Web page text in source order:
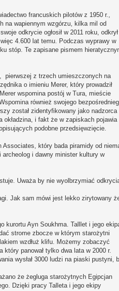
francuskich pilotów z 1950 r.,
na wapiennym wzgórzu, kilka mil od
odkrycie ogłosił w 2011 roku, odkrył
4.600 lat temu. Podczas wyprawy w
stóp. Te zapisane pismem
pierwszej z trzech umieszczonych na
o imieniu Merer, który prowadził
wspomina postój w Tura, mieście
również swojego
został zidentyfikowany jako nadzorca
okładzina, i fakt że w zapiskach pojawia
podobne przedsięwzięcie.
który bada piramidy od
i dawny minister kultury w
Uważa by nie wyolbrzymiać
Jak sam mówi jest lekko zirytowany
kurortu Ayn Soukhma. Talllet i jego
strome zbocze w którym starożytni
wzdłuż klifu. Możemy zobaczyć
panował tylko dwa lata w 2000 r.
wysłał 3000 ludzi na piaski pustyni,
że żegluga starożytnych Egipcjan
Dzięki pracy Talleta i jego ekipy